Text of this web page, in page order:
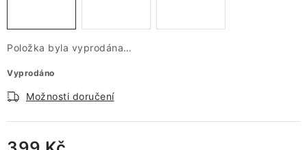
Položka byla vyprodána…
Vyprodáno
Možnosti doručení